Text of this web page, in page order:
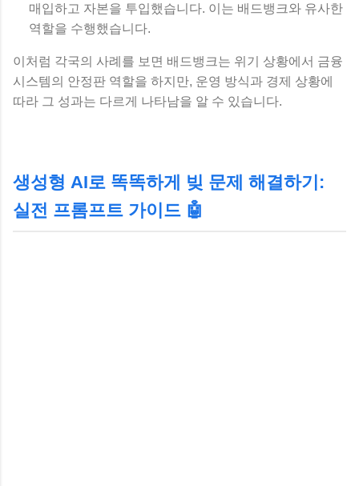
매입하고 자본을 투입했습니다. 이는 배드뱅크와 유사한
역할을 수행했습니다.
이처럼 각국의 사례를 보면 배드뱅크는 위기 상황에서 금융
시스템의 안정판 역할을 하지만, 운영 방식과 경제 상황에
따라 그 성과는 다르게 나타남을 알 수 있습니다.
생성형 AI로 똑똑하게 빚 문제 해결하기:
실전 프롬프트 가이드 🤖